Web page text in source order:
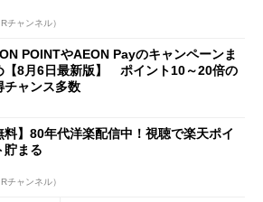
チャンネル）
POINTやAEON Payのキャンペーンま
【8月6日最新版】 ポイント10～20倍の
チャンス多数
料】80年代洋楽配信中！視聴で楽天ポイ
貯まる
チャンネル）